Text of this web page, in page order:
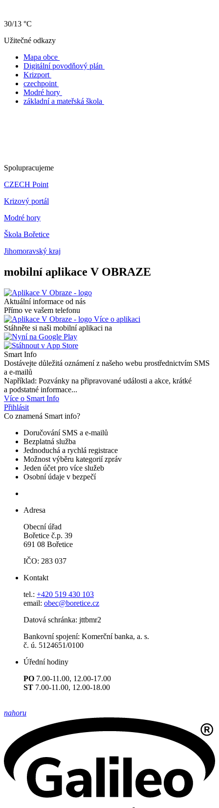
30/13 °C
Užitečné odkazy
Mapa obce
Digitální povodňový plán
Krizport
czechpoint
Modré hory
základní a mateřská škola
Spolupracujeme
CZECH Point
Krizový portál
Modré hory
Škola Bořetice
Jihomoravský kraj
mobilní aplikace V OBRAZE
Aktuální informace od nás
Přímo ve vašem telefonu
Více o aplikaci
Stáhněte si naši mobilní aplikaci na
Smart Info
Dostávejte důležitá oznámení z našeho webu prostřednictvím SMS
a e-mailů
Například: Pozvánky na připravované události a akce, krátké
a podstatné informace...
Více o Smart Info
Přihlásit
Co znamená Smart info?
Doručování SMS a e-mailů
Bezplatná služba
Jednoduchá a rychlá registrace
Možnost výběru kategorií zpráv
Jeden účet pro více služeb
Osobní údaje v bezpečí
Adresa
Obecní úřad
Bořetice č.p. 39
691 08 Bořetice
IČO: 283 037
Kontakt
tel.: +420 519 430 103
email: obec@boretice.cz
Datová schránka: jttbmr2
Bankovní spojení: Komerční banka, a. s.
č. ú. 5124651/0100
Úřední hodiny
PO 7.00-11.00, 12.00-17.00
ST 7.00-11.00, 12.00-18.00
nahoru